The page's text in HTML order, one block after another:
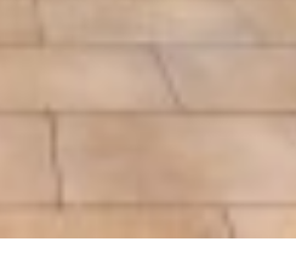
ATSUGI/YAMATO/SYONAN